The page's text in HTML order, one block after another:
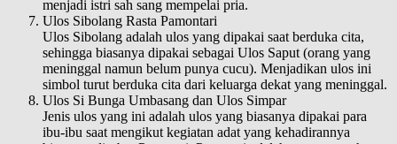
menjadi istri sah sang mempelai pria.
Ulos Sibolang Rasta Pamontari
Ulos Sibolang adalah ulos yang dipakai saat berduka cita,
sehingga biasanya dipakai sebagai Ulos Saput (orang yang
meninggal namun belum punya cucu). Menjadikan ulos ini
simbol turut berduka cita dari keluarga dekat yang meninggal.
Ulos Si Bunga Umbasang dan Ulos Simpar
Jenis ulos yang ini adalah ulos yang biasanya dipakai para
ibu-ibu saat mengikut kegiatan adat yang kehadirannya